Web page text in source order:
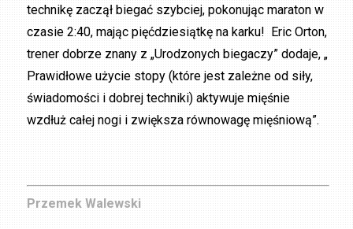
technikę zaczął biegać szybciej, pokonując maraton w
czasie 2:40, mając pięćdziesiątkę na karku! Eric Orton,
trener dobrze znany z „Urodzonych biegaczy” dodaje, „
Prawidłowe użycie stopy (które jest zależne od siły,
świadomości i dobrej techniki) aktywuje mięśnie
wzdłuż całej nogi i zwiększa równowagę mięśniową”.
Przemek Walewski